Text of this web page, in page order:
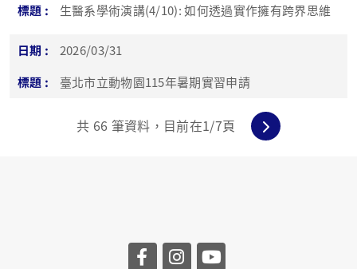
生醫系學術演講(4/10): 如何透過實作擁有跨界思維
2026/03/31
臺北市立動物園115年暑期實習申請
共 66 筆資料，目前在1/7頁